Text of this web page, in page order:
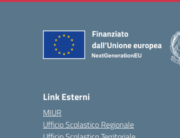
Link Esterni
MIUR
Ufficio Scolastico Regionale